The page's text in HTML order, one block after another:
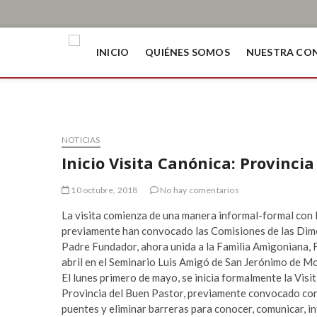
INICIO QUIÉNES SOMOS NUESTRA
NOTICIAS
Inicio Visita Canónica:
10 octubre, 2018 No hay comentarios
La visita comienza de una manera informal-formal
previamente han convocado las Comisiones de las
Padre Fundador, ahora unida a la Familia
abril en el Seminario Luis Amigó de San Jerónimo de
El lunes primero de mayo, se inicia formalmente la
Provincia del Buen Pastor, previamente convocado
puentes y eliminar barreras para conocer, comunicar,